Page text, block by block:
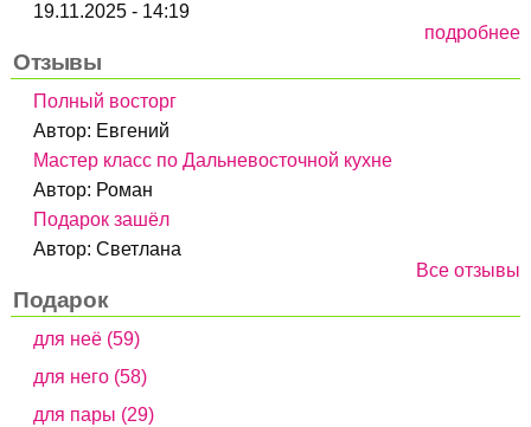
19.11.2025 - 14:19
подробнее
Отзывы
Полный восторг
Автор: Евгений
Мастер класс по Дальневосточной кухне
Автор: Роман
Подарок зашёл
Автор:Светлана
Все отзывы
Подарок
для неё (59)
для него (58)
для пары (29)